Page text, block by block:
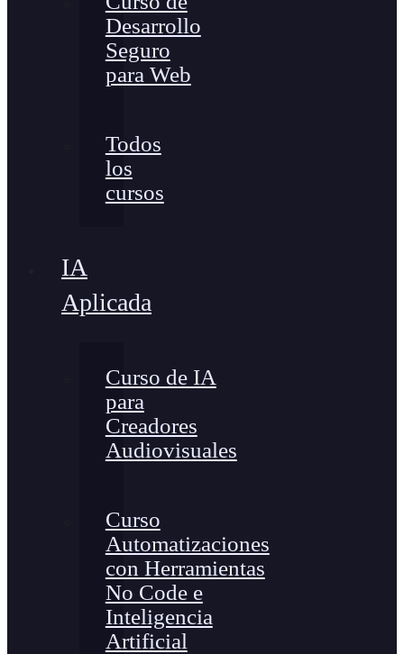
Desarrollo
Seguro
para Web
Todos
los
cursos
IA
Aplicada
Curso de IA
para
Creadores
Audiovisuales
Curso
Automatizaciones
con Herramientas
No Code e
Inteligencia
Artificial